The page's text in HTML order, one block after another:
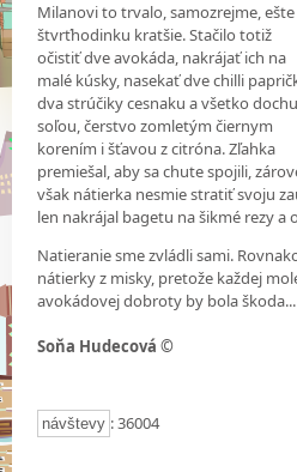
Milanovi to trvalo, samozrejme, ešte
štvrťhodinku kratšie. Stačilo totiž
očistiť dve avokáda, nakrájať ich na
malé kúsky, nasekať dve chilli
dva strúčiky cesnaku a všetko
soľou, čerstvo zomletým čiernym
korením i šťavou z citróna. Zľahka
premiešal, aby sa chute spojili,
však nátierka nesmie stratiť svoju
len nakrájal bagetu na šikmé rezy a
Natieranie sme zvládli sami.
nátierky z misky, pretože každej
avokádovej dobroty by bola škoda...
Soňa Hudecová ©
návštevy : 36004